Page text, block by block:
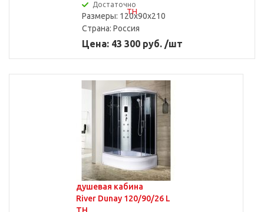
Достаточно
Размеры: 120x90x210
Страна: Россия
Цена: 43 300 руб. /шт
душевая кабина
River Dunay 120/90/26 L